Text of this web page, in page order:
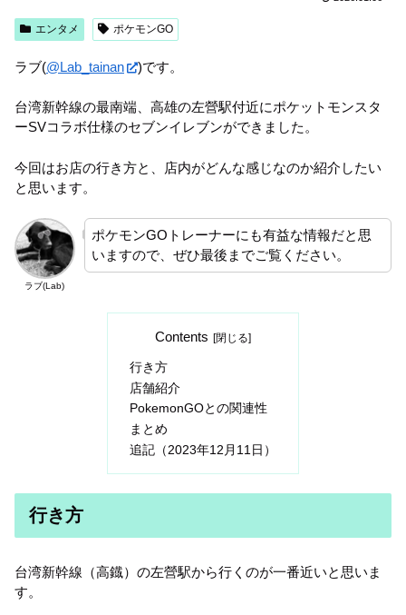
エンタメ ポケモンGO
ラブ(@Lab_tainan )です。
台湾新幹線の最南端、高雄の左營駅付近にポケットモンスタ
ーSVコラボ仕様のセブンイレブンができました。
今回はお店の行き方と、店内がどんな感じなのか紹介したい
と思います。
ラブ(Lab)
ポケモンGOトレーナーにも有益な情報だと思
いますので、ぜひ最後までご覧ください。
Contents
行き方
店舗紹介
PokemonGOとの関連性
まとめ
追記（2023年12月11日）
行き方
台湾新幹線（高鐡）の左營駅から行くのが一番近いと思いま
す。